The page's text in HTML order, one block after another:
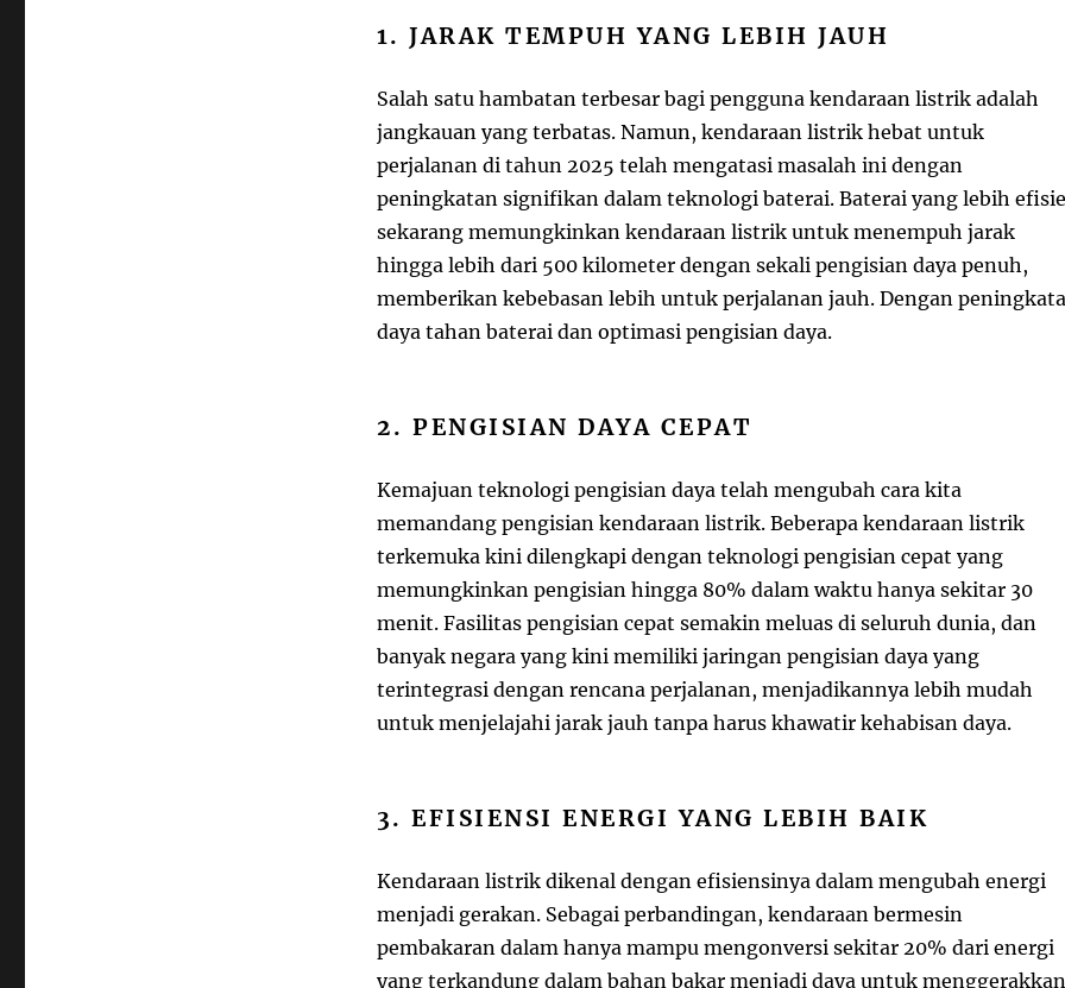
1. JARAK TEMPUH YANG LEBIH JAUH
Salah satu hambatan terbesar bagi pengguna kendaraan listrik adalah
jangkauan yang terbatas. Namun, kendaraan listrik hebat untuk
perjalanan di tahun 2025 telah mengatasi masalah ini dengan
peningkatan signifikan dalam teknologi baterai. Baterai yang lebih
sekarang memungkinkan kendaraan listrik untuk menempuh jarak
hingga lebih dari 500 kilometer dengan sekali pengisian daya penuh,
memberikan kebebasan lebih untuk perjalanan jauh. Dengan
daya tahan baterai dan optimasi pengisian daya.
2. PENGISIAN DAYA CEPAT
Kemajuan teknologi pengisian daya telah mengubah cara kita
memandang pengisian kendaraan listrik. Beberapa kendaraan listrik
terkemuka kini dilengkapi dengan teknologi pengisian cepat yang
memungkinkan pengisian hingga 80% dalam waktu hanya sekitar 30
menit. Fasilitas pengisian cepat semakin meluas di seluruh dunia, dan
banyak negara yang kini memiliki jaringan pengisian daya yang
terintegrasi dengan rencana perjalanan, menjadikannya lebih mudah
untuk menjelajahi jarak jauh tanpa harus khawatir kehabisan daya.
3. EFISIENSI ENERGI YANG LEBIH BAIK
Kendaraan listrik dikenal dengan efisiensinya dalam mengubah energi
menjadi gerakan. Sebagai perbandingan, kendaraan bermesin
pembakaran dalam hanya mampu mengonversi sekitar 20% dari energi
yang terkandung dalam bahan bakar menjadi daya untuk menggerakkan